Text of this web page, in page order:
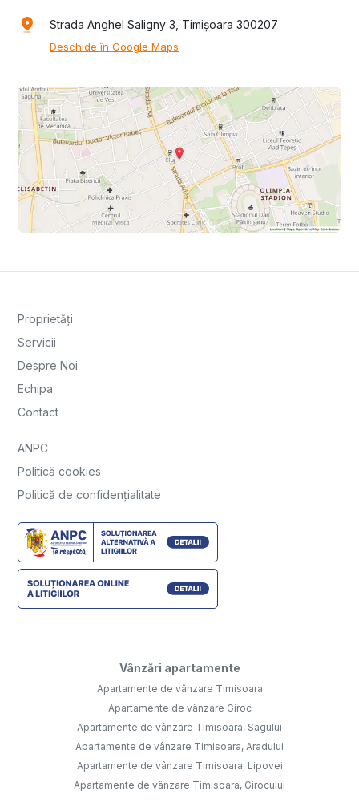
Strada Anghel Saligny 3, Timișoara 300207
Deschide în Google Maps
Proprietăți
Servicii
Despre Noi
Echipa
Contact
ANPC
Politică cookies
Politică de confidențialitate
Vânzări apartamente
Apartamente de vânzare Timisoara
Apartamente de vânzare Giroc
Apartamente de vânzare Timisoara, Sagului
Apartamente de vânzare Timisoara, Aradului
Apartamente de vânzare Timisoara, Lipovei
Apartamente de vânzare Timisoara, Girocului